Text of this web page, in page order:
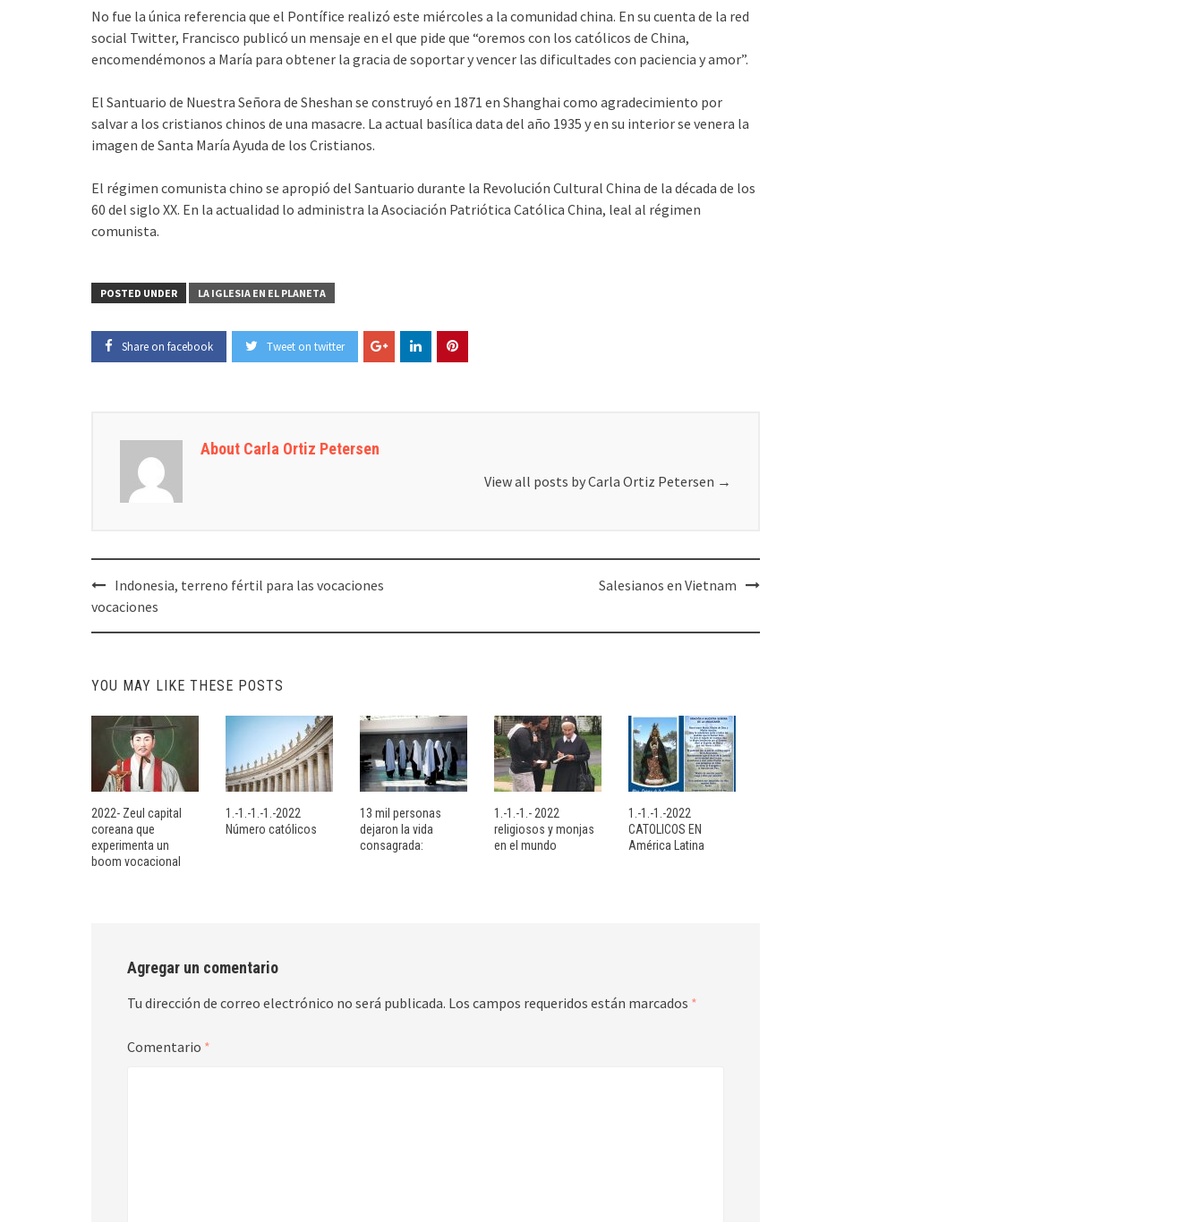
No fue la única referencia que el Pontífice realizó este miércoles a la comunidad china. En su cuenta de la red
social Twitter, Francisco publicó un mensaje en el que pide que “oremos con los católicos de China,
encomendémonos a María para obtener la gracia de soportar y vencer las dificultades con paciencia y amor”.
El Santuario de Nuestra Señora de Sheshan se construyó en 1871 en Shanghai como agradecimiento por
salvar a los cristianos chinos de una masacre. La actual basílica data del año 1935 y en su interior se venera la
imagen de Santa María Ayuda de los Cristianos.
El régimen comunista chino se apropió del Santuario durante la Revolución Cultural China de la década de los
60 del siglo XX. En la actualidad lo administra la Asociación Patriótica Católica China, leal al régimen
comunista.
POSTED UNDER LA IGLESIA EN EL PLANETA
Share on facebook Tweet on twitter
About Carla Ortiz Petersen
View all posts by Carla Ortiz Petersen →
Post
navigation
Indonesia, terreno fértil para las vocaciones
vocaciones
Salesianos en Vietnam
YOU MAY LIKE THESE POSTS
2022- Zeul capital
coreana que
experimenta un
boom vocacional
1.-1.-1.-1.-2022
Número católicos
13 mil personas
dejaron la vida
consagrada:
1.-1.-1.- 2022
religiosos y monjas
en el mundo
1.-1.-1.-2022
CATOLICOS EN
América Latina
Agregar un comentario
Tu dirección de correo electrónico no será publicada. Los campos requeridos están marcados *
Comentario *